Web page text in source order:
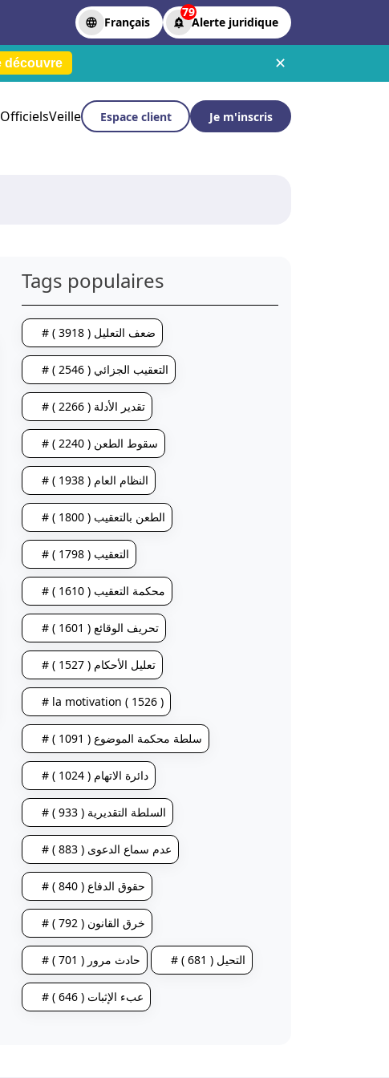
Français
79
Alerte juridique
découvre ✕
Veille Espace client Je m'inscris
Tags populaires
# ضعف التعليل ( 3918 )
# التعقيب الجزائي ( 2546 )
# تقدير الأدلة ( 2266 )
# سقوط الطعن ( 2240 )
# النظام العام ( 1938 )
# الطعن بالتعقيب ( 1800 )
# التعقيب ( 1798 )
# محكمة التعقيب ( 1610 )
# تحريف الوقائع ( 1601 )
# تعليل الأحكام ( 1527 )
# la motivation ( 1526 )
# سلطة محكمة الموضوع ( 1091 )
# دائرة الاتهام ( 1024 )
# السلطة التقديرية ( 933 )
# عدم سماع الدعوى ( 883 )
# حقوق الدفاع ( 840 )
# خرق القانون ( 792 )
# حادث مرور ( 701 ) # التحيل ( 681 )
# عبء الإثبات ( 646 )